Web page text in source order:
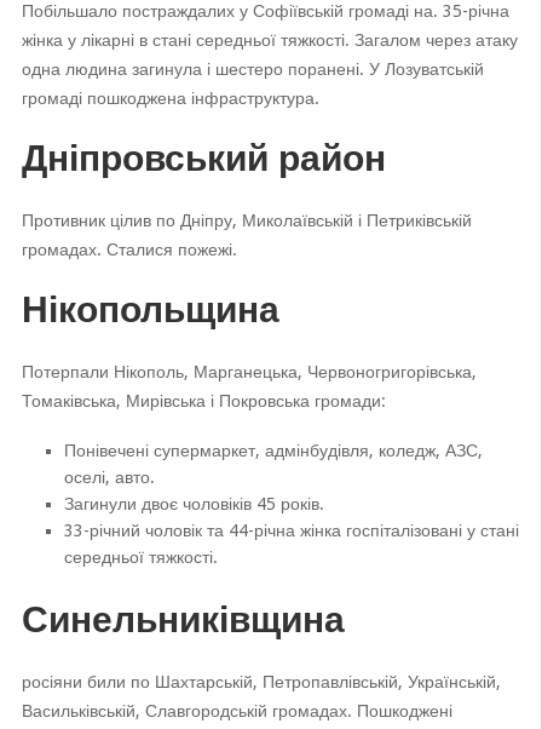
Побільшало постраждалих у Софіївській громаді на. 35-річна
жінка у лікарні в стані середньої тяжкості. Загалом через атаку
одна людина загинула і шестеро поранені. У Лозуватській
громаді пошкоджена інфраструктура.
Дніпровський район
Противник цілив по Дніпру, Миколаївській і Петриківській
громадах. Сталися пожежі.
Нікопольщина
Потерпали Нікополь, Марганецька, Червоногригорівська,
Томаківська, Мирівська і Покровська громади:
Понівечені супермаркет, адмінбудівля, коледж, АЗС,
оселі, авто.
Загинули двоє чоловіків 45 років.
33-річний чоловік та 44-річна жінка госпіталізовані у стані
середньої тяжкості.
Синельниківщина
росіяни били по Шахтарській, Петропавлівській, Українській,
Васильківській, Славгородській громадах. Пошкоджені